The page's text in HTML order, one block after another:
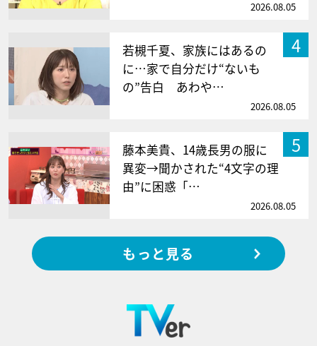
2026.08.05
4
若槻千夏、家族にはあるの
に…家で自分だけ“ないも
の”告白 あわや…
2026.08.05
5
藤本美貴、14歳長男の服に
異変→聞かされた“4文字の理
由”に困惑「…
2026.08.05
もっと見る